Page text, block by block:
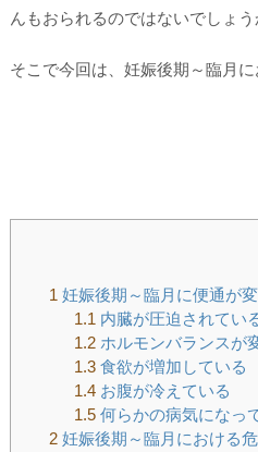
んもおられるのではないでしょう
そこで今回は、妊娠後期～臨月
1 妊娠後期～臨月に便通が
1.1内臓が圧迫されてい
1.2ホルモンバランスが
1.3食欲が増加している
1.4お腹が冷えている
1.5何らかの病気になっ
2 妊娠後期～臨月における